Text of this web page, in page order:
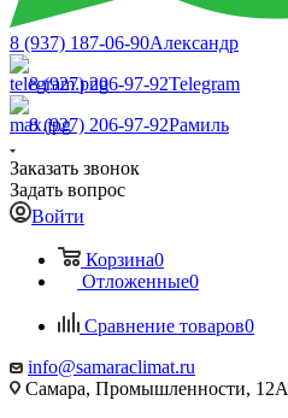
8 (937) 187-06-90Александр
8 (927) 206-97-92Telegram
8 (927) 206-97-92Рамиль
Заказать звонок
Задать вопрос
Войти
Корзина0
Отложенные0
Сравнение товаров0
info@samaraclimat.ru
Самара, Промышленности, 12А